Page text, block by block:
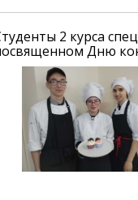
2 курса
Дню